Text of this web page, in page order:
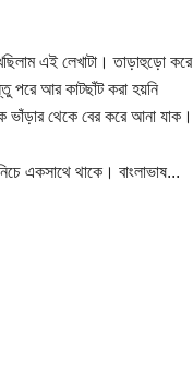
এই লেখাটা। তাড়াহুড়ো করে
পরে আর কাটছাঁট করা হয়নি
ভাঁড়ার থেকে বের করে আনা যাক।
একসাথে থাকে। বাংলাভাষ...